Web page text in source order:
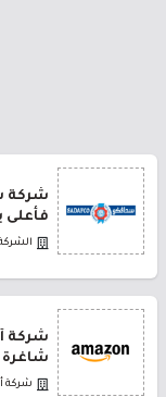
شركة
فأعلى
شركة
شاغرة
شركة